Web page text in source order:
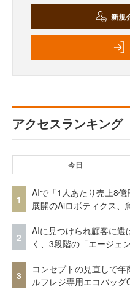
新規
アクセスランキング
今日
1
AIで「1人あたり売上8億
展開のAiロボティクス、
2
AIに見つけられ顧客に選
く、3段階の「エージェ
3
コンセプトの見直しで
ルフレジ専用エコバッグ